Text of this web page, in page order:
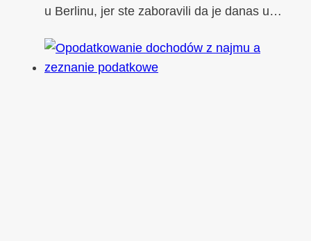
u Berlinu, jer ste zaboravili da je danas u…